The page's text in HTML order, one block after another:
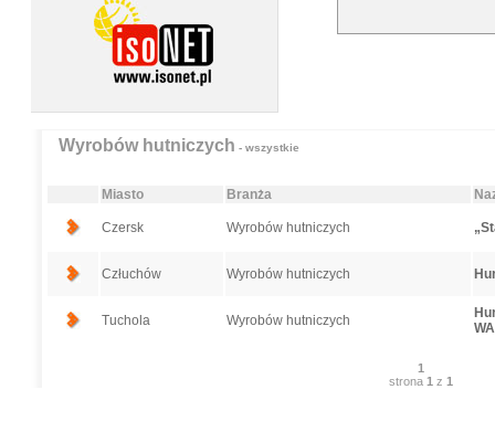
Wyrobów hutniczych - wszystkie
Miasto Branża
Czersk Wyrobów hutniczych
Człuchów Wyrobów hutniczych
Tuchola Wyrobów hutniczych
1
strona 1 z 1